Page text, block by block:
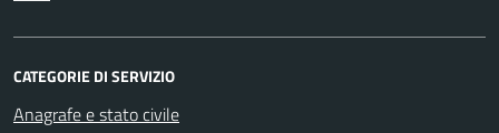
CATEGORIE DI SERVIZIO
Anagrafe e stato civile